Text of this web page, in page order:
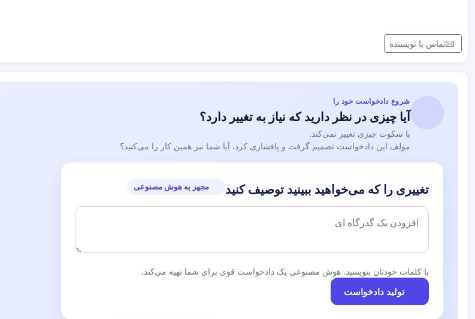
تماس با نویسنده
شروع دادخواست خود را
آیا چیزی در نظر دارید که نیاز به تغییر دارد؟
با سکوت چیزی تغییر نمی‌کند.
مولف این دادخواست تصمیم گرفت و پافشاری کرد. آیا شما نیز همین کار را می‌کنید؟
تغییری را که می‌خواهید ببینید توصیف کنید مجهز به هوش مصنوعی
با کلمات خودتان بنویسید. هوش مصنوعی یک دادخواست قوی برای شما تهیه می‌کند.
تولید دادخواست